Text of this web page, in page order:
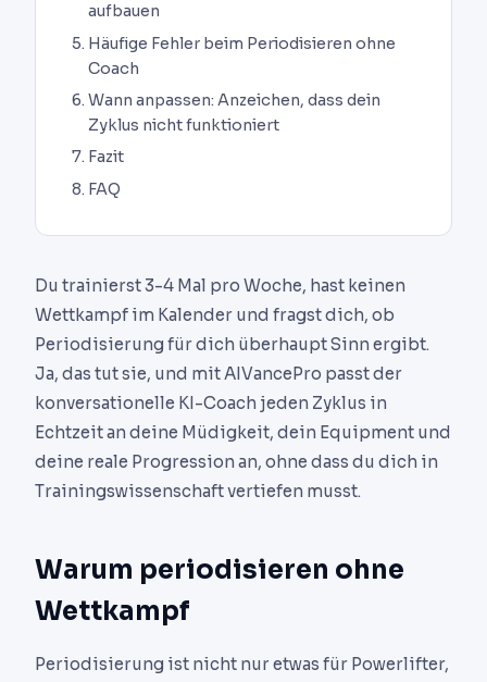
aufbauen
Häufige Fehler beim Periodisieren ohne
Coach
Wann anpassen: Anzeichen, dass dein
Zyklus nicht funktioniert
Fazit
FAQ
Du trainierst 3-4 Mal pro Woche, hast keinen
Wettkampf im Kalender und fragst dich, ob
Periodisierung für dich überhaupt Sinn ergibt.
Ja, das tut sie, und mit AIVancePro passt der
konversationelle KI-Coach jeden Zyklus in
Echtzeit an deine Müdigkeit, dein Equipment und
deine reale Progression an, ohne dass du dich in
Trainingswissenschaft vertiefen musst.
Warum periodisieren ohne
Wettkampf
Periodisierung ist nicht nur etwas für Powerlifter,